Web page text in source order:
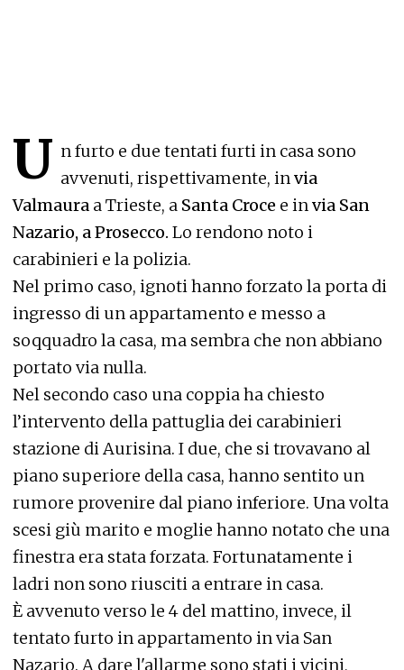
U n furto e due tentati furti in casa sono
avvenuti, rispettivamente, invia
Valmaura a Trieste, a Santa Croce e invia San
Nazario, a Prosecco. Lo rendono noto i
carabinieri e la polizia.
Nel primo caso, ignoti hanno forzato la porta di
ingresso di un appartamento e messo a
soqquadro la casa, ma sembra che non abbiano
portato via nulla.
Nel secondo caso una coppia ha chiesto
l’intervento della pattuglia dei carabinieri
stazione di Aurisina. I due, che si trovavano al
piano superiore della casa, hanno sentito un
rumore provenire dal piano inferiore. Una volta
scesi giù marito e moglie hanno notato che una
finestra era stata forzata. Fortunatamente i
ladri non sono riusciti a entrare in casa.
È avvenuto verso le 4 del mattino, invece, il
tentato furto in appartamento in via San
Nazario. A dare l'allarme sono stati i vicini,